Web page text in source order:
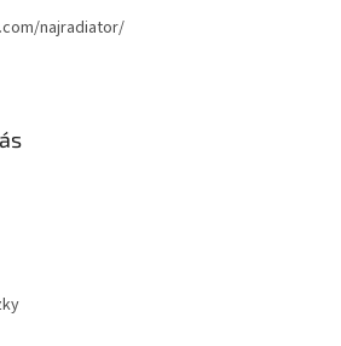
najradiator/